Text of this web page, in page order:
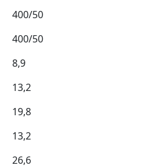
400/50
400/50
8,9
13,2
19,8
13,2
26,6